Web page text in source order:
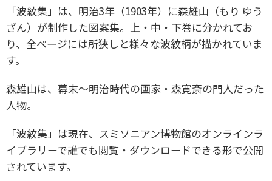
「波紋集」は、明治3年（1903年）に森雄山（もり ゆう
ざん）が制作した図案集。上・中・下巻に分かれてお
り、全ページには所狭しと様々な波紋柄が描かれていま
す。
森雄山は、幕末〜明治時代の画家・森寛斎の門人だった
人物。
「波紋集」は現在、スミソニアン博物館のオンラインラ
イブラリーで誰でも閲覧・ダウンロードできる形で公開
されています。